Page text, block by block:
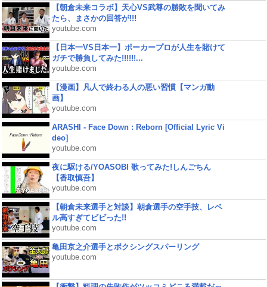
【朝倉未来コラボ】天心VS武尊の勝敗を聞いてみ
たら、まさかの回答が!!!
youtube.com
【日本一VS日本一】ポーカープロが人生を賭けて
ガチで勝負してみた!!!!!!...
youtube.com
【漫画】凡人で終わる人の悪い習慣【マンガ動
画】
youtube.com
ARASHI - Face Down : Reborn [Official Lyric Vi
deo]
youtube.com
夜に駆ける/YOASOBI 歌ってみた!しんごちん
【香取慎吾】
youtube.com
【朝倉未来選手と対談】朝倉選手の空手技、レベ
ル高すぎてビビった!!
youtube.com
亀田京之介選手とボクシングスパーリング
youtube.com